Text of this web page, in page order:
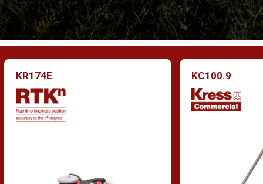
KR174E KC100.9